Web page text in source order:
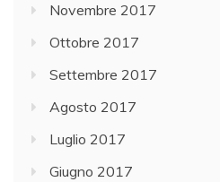
Novembre 2017
Ottobre 2017
Settembre 2017
Agosto 2017
Luglio 2017
Giugno 2017